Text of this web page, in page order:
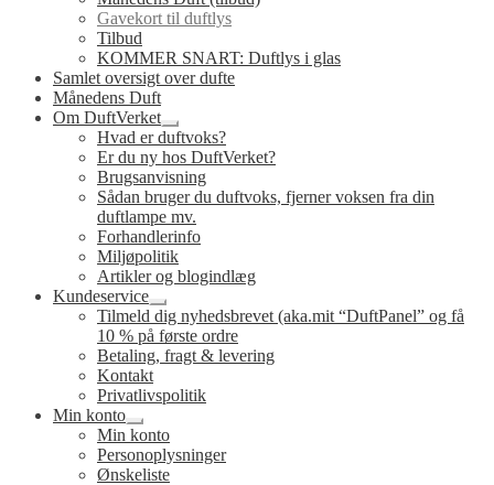
Gavekort til duftlys
Tilbud
KOMMER SNART: Duftlys i glas
Samlet oversigt over dufte
Månedens Duft
Om DuftVerket
Udfold
undermenu
Hvad er duftvoks?
Er du ny hos DuftVerket?
Brugsanvisning
Sådan bruger du duftvoks, fjerner voksen fra din
duftlampe mv.
Forhandlerinfo
Miljøpolitik
Artikler og blogindlæg
Kundeservice
Udfold
undermenu
Tilmeld dig nyhedsbrevet (aka.mit “DuftPanel” og få
10 % på første ordre
Betaling, fragt & levering
Kontakt
Privatlivspolitik
Min konto
Udfold
undermenu
Min konto
Personoplysninger
Ønskeliste